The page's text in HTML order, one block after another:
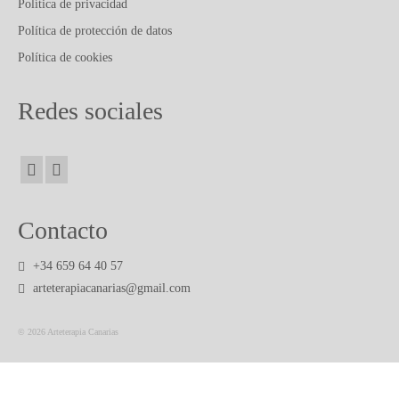
CONTACTO
Política de privacidad
Política de protección de datos
Política de cookies
Redes sociales
Contacto
+34 659 64 40 57
arteterapiacanarias@gmail.com
© 2026 Arteterapia Canarias